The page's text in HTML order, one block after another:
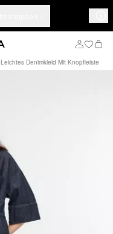
Leichtes Denimkleid Mit Knopfleiste